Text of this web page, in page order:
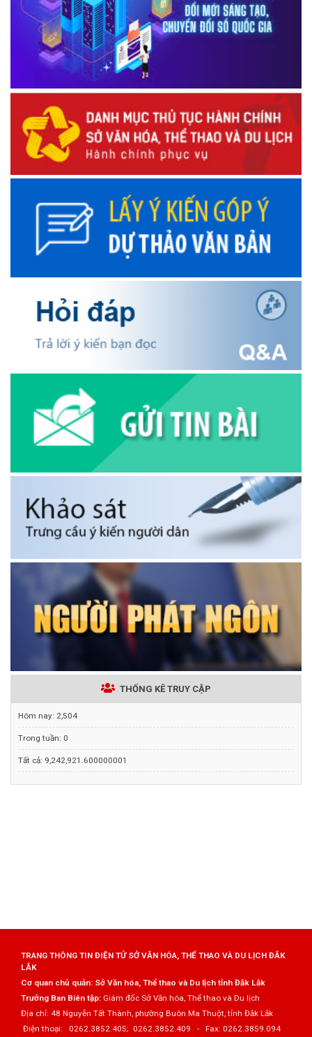
THỐNG KÊ TRUY CẬP
Hôm nay: 2,504
Trong tuần: 0
Tất cả: 9,242,921.600000001
TRANG THÔNG TIN ĐIỆN TỬ SỞ VĂN HÓA, THỂ THAO VÀ DU LỊCH ĐẮK
LẮK
Cơ quan chủ quản: Sở Văn hóa, Thể thao và Du lịch tỉnh Đắk Lắk
Trưởng Ban Biên tập: Giám đốc Sở Văn hóa, Thể thao và Du lịch
Địa chỉ: 48 Nguyễn Tất Thành, phường Buôn Ma Thuột, tỉnh Đắk Lắk
Điện thoại: 0262.3852.405; 0262.3852.409 - Fax: 0262.3859.094